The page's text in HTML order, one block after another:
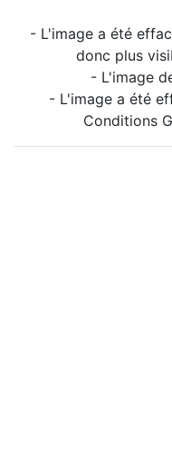
- L'image a été
donc plus
- L'image
- L'image a été
Conditions